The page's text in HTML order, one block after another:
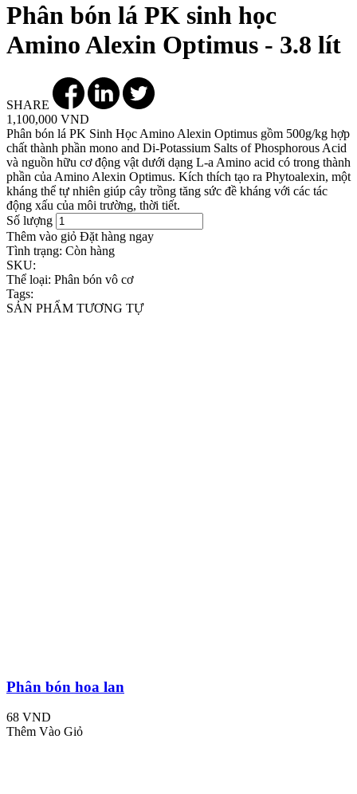
Phân bón lá PK sinh học
Amino Alexin Optimus - 3.8 lít
SHARE
1,100,000 VND
Phân bón lá PK Sinh Học Amino Alexin Optimus gồm 500g/kg hợp
chất thành phần mono and Di-Potassium Salts of Phosphorous Acid
và nguồn hữu cơ động vật dưới dạng L-a Amino acid có trong thành
phần của Amino Alexin Optimus. Kích thích tạo ra Phytoalexin, một
kháng thể tự nhiên giúp cây trồng tăng sức đề kháng với các tác
động xấu của môi trường, thời tiết.
Số lượng
Thêm vào giỏ Đặt hàng ngay
Tình trạng: Còn hàng
SKU:
Thể loại: Phân bón vô cơ
Tags:
SẢN PHẨM TƯƠNG TỰ
Phân bón hoa lan
68 VND
Thêm Vào Giỏ